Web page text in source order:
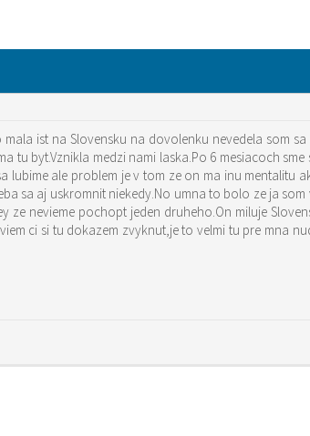
ist na Slovensku na dovolenku nevedela som
tu byt.Vznikla medzi nami laska.Po 6 mesiacoch
lubime ale problem je v tom ze on ma inu
sa aj uskromnit niekedy.No umna to bolo ze ja
ze nevieme pochopt jeden druheho.On miluje
ci si tu dokazem zvyknut,je to velmi tu pre mna